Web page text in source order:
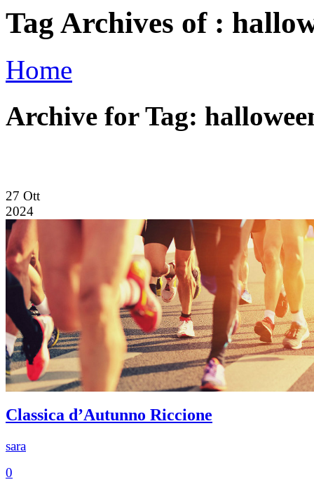
Tag Archives of :
Home
Archive for Tag:
27 Ott
2024
Classica d’Autunno Riccione
sara
0